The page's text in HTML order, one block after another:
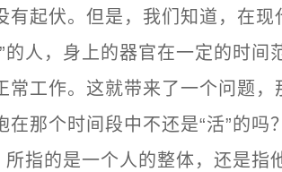
有起伏。但是，我们知道，在
的人，身上的器官在一定的时间
常工作。这就带来了一个问题，
在那个时间段中不还是“活”的吗
所指的是一个人的整体，还是指